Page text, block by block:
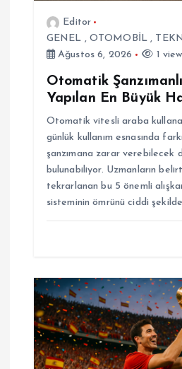
Editor
GENEL , OTOMOBİL ,
Ağustos 6, 2026
1
Otomatik
Yapılan En Büyük
Otomatik vitesli araba
günlük kullanım esnasında
şanzımana zarar verebilecek
bulunabiliyor. Uzmanların
tekrarlanan bu 5 önemli
sisteminin ömrünü ciddi